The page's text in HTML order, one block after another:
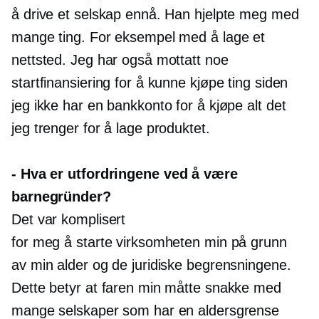
å drive et selskap ennå. Han hjelpte meg med
mange ting. For eksempel med å lage et
nettsted. Jeg har også mottatt noe
startfinansiering for å kunne kjøpe ting siden
jeg ikke har en bankkonto for å kjøpe alt det
jeg trenger for å lage produktet.
- Hva er utfordringene ved å være
barnegründer?
Det var komplisert
for meg å starte virksomheten min på grunn
av min alder og de juridiske begrensningene.
Dette betyr at faren min måtte snakke med
mange selskaper som har en aldersgrense